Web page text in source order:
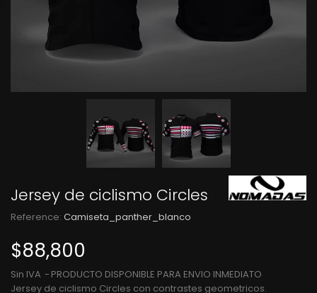
Jersey de ciclismo Circles
Reference: Camiseta_panther_blanco
$88,800
Sin IVA
PRODUCTO DISPONIBLE PARA ENVIO INMEDIATO
Jersey de ciclismo Circles con contrastes geometricos.